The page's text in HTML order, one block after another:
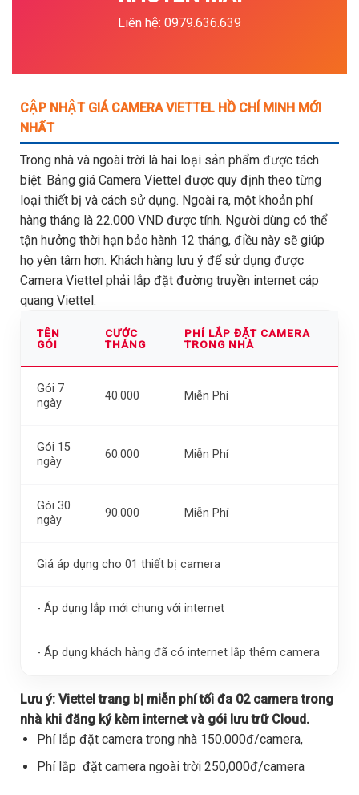
Liên hệ: 0979.636.639
CẬP NHẬT GIÁ CAMERA VIETTEL HỒ CHÍ MINH MỚI
NHẤT
Trong nhà và ngoài trời là hai loại sản phẩm được tách
biệt. Bảng giá Camera Viettel được quy định theo từng
loại thiết bị và cách sử dụng. Ngoài ra, một khoản phí
hàng tháng là 22.000 VND được tính. Người dùng có thể
tận hưởng thời hạn bảo hành 12 tháng, điều này sẽ giúp
họ yên tâm hơn. Khách hàng lưu ý để sử dụng được
Camera Viettel phải lắp đặt đường truyền internet cáp
quang Viettel.
TÊN
GÓI
CƯỚC
THÁNG
PHÍ LẮP ĐẶT CAMERA
TRONG NHÀ
Gói 7
ngày
40.000 Miễn Phí
Gói 15
ngày
60.000 Miễn Phí
Gói 30
ngày
90.000 Miễn Phí
Giá áp dụng cho 01 thiết bị camera
- Áp dụng lắp mới chung với internet
- Áp dụng khách hàng đã có internet lắp thêm camera
Lưu ý: Viettel trang bị miễn phí tối đa 02 camera trong
nhà khi đăng ký kèm internet và gói lưu trữ Cloud.
Phí lắp đặt camera trong nhà 150.000đ/camera,
Phí lắp đặt camera ngoài trời 250,000đ/camera